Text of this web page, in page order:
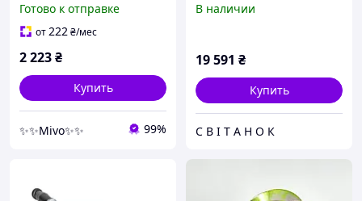
пластика для детей от 3
лет подарок в коллекцию
Готово к отправке
от222₴/мес
2 223₴
Купить
✨✨Mivo✨✨ 99%
В наличии
19 591 ₴
Купить
С В І Т А Н О К